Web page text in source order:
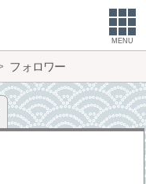
MENU
フォロワー